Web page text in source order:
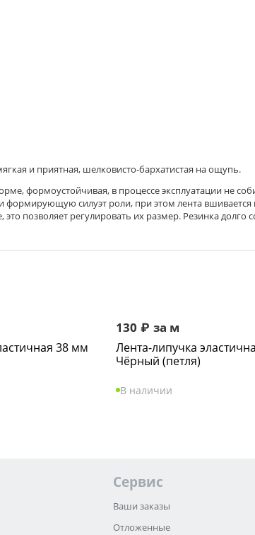
и приятная, шелковисто-бархатистая на ощупь.
формоустойчивая, в процессе эксплуатации не
силуэт роли, при этом лента вшивается
позволяет регулировать их размер. Резинка долго
38 мм
130 ₽ за м
Лента-липучка
Чёрный (петля)
В наличии
Сервис
Ваши заказы
Отложенные